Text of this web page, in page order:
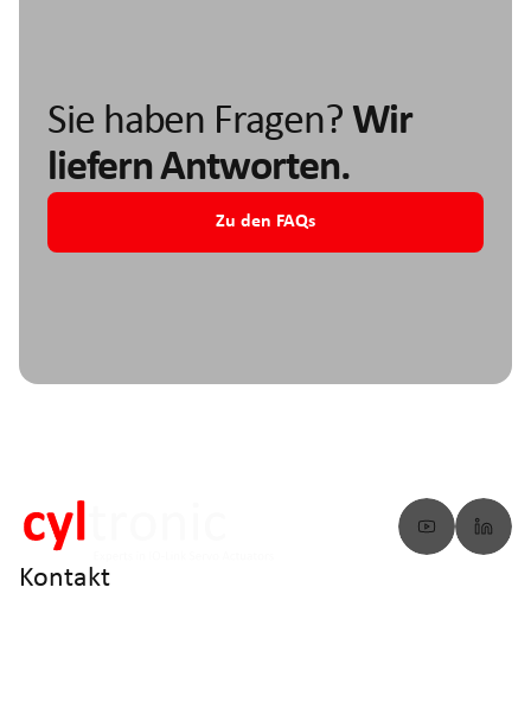
Sie haben Fragen? Wir
liefern Antworten.
Zu den FAQs
Kontakt